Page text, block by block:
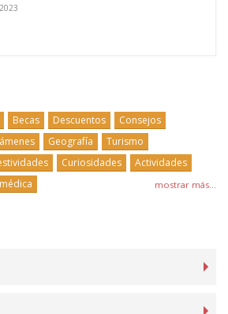
Becas Descuentos
Consejos
Geografía
Turismo
Curiosidades
Actividades
mostrar más...